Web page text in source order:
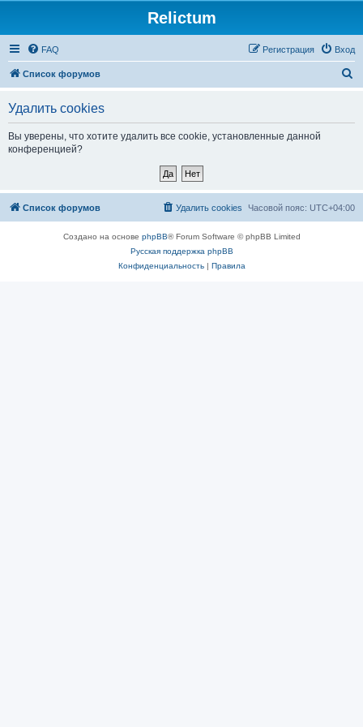
Relictum
FAQ Вход
Регистрация
Список форумов
Удалить cookies
Вы уверены, что хотите удалить все cookie, установленные данной
конференцией?
Список форумов Часовой пояс: UTC+04:00
Удалить cookies
Создано на основе phpBB® Forum Software © phpBB Limited
Русская поддержка phpBB
Конфиденциальность| Правила